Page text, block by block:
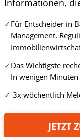
Informationen,
Für Entscheider in
Management,
Das Wichtigste
In wenigen
3x wöchentlich
JETZT